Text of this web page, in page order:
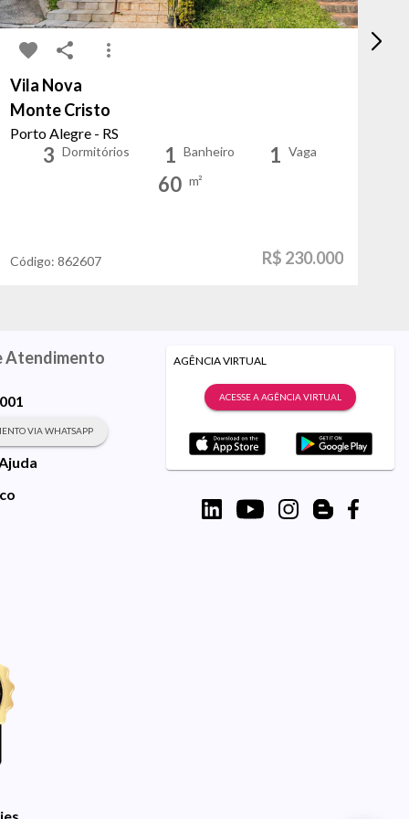
Vila Nova
Monte Cristo
Porto Alegre - RS
3 Dormitórios 1 Banheiro 1 Vaga
60 m²
Código: 862607 R$ 230.000
Atendimento
VIA WHATSAPP
AGÊNCIA VIRTUAL
ACESSE A AGÊNCIA VIRTUAL